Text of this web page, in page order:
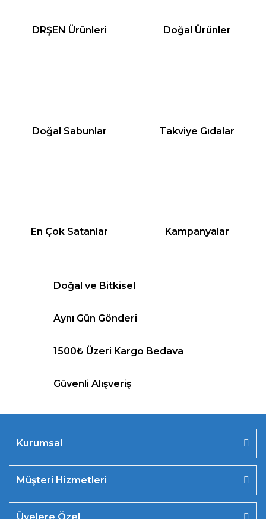
DRŞEN Ürünleri Doğal Ürünler
Doğal Sabunlar Takviye Gıdalar
En Çok Satanlar Kampanyalar
Doğal ve Bitkisel
Aynı Gün Gönderi
1500₺ Üzeri Kargo Bedava
Güvenli Alışveriş
Kurumsal
Müşteri Hizmetleri